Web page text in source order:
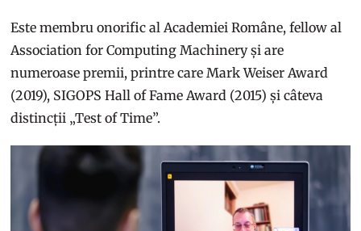
Este membru onorific al Academiei Române, fellow al
Association for Computing Machinery și are
numeroase premii, printre care Mark Weiser Award
(2019), SIGOPS Hall of Fame Award (2015) și câteva
distincții „Test of Time”.